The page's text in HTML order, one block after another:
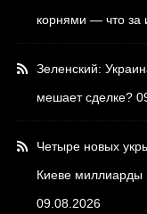
корнями — что за
Зеленский:
мешает сделке?
Четыре новых
Киеве миллиарды
09.08.2026